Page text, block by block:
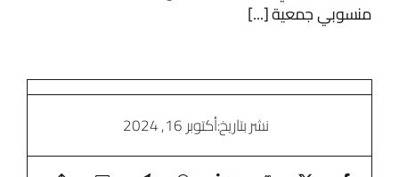
منسوبي جمعية [...]
نشر بتاريخ:أكتوبر 16, 2024